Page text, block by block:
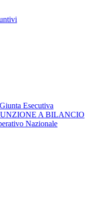
Esecutiva
A BILANCIO
Nazionale